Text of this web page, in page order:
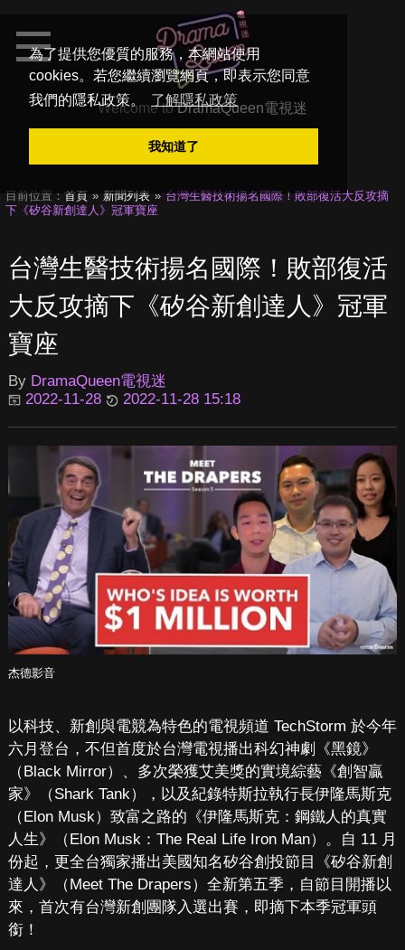
為了提供您優質的服務，本網站使用
cookies。若您繼續瀏覽網頁，即表示您同意
我們的隱私政策。
了解隱私政策
我知道了
Welcome toDramaQueen電視迷
目前位置： 首頁 新聞列表
台灣生醫技術揚名國際！敗部復活大反攻摘
下《矽谷新創達人》冠軍寶座
台灣生醫技術揚名國際！敗部復活
大反攻摘下《矽谷新創達人》冠軍
寶座
By DramaQueen電視迷
2022-11-28
2022-11-28 15:18
杰德影音
以科技、新創與電競為特色的電視頻道 TechStorm 於今年
六月登台，不但首度於台灣電視播出科幻神劇《黑鏡》
（Black Mirror）、多次榮獲艾美獎的實境綜藝《創智贏
家》（Shark Tank），以及紀錄特斯拉執行長伊隆馬斯克
（Elon Musk）致富之路的《伊隆馬斯克：鋼鐵人的真實
人生》（Elon Musk：The Real Life Iron Man）。自 11 月
份起，更全台獨家播出美國知名矽谷創投節目《矽谷新創
達人》（Meet The Drapers）全新第五季，自節目開播以
來，首次有台灣新創團隊入選出賽，即摘下本季冠軍頭
銜！